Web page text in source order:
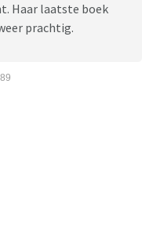
Haar laatste boek
prachtig.